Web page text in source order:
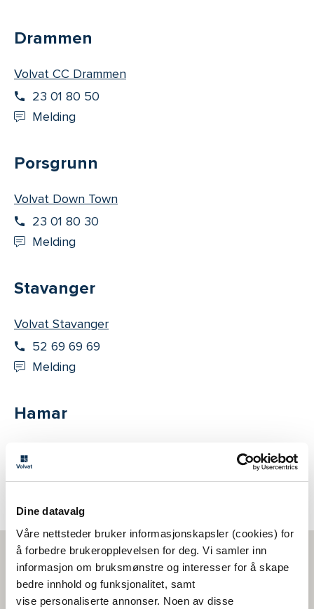
Dine datavalg
Våre nettsteder bruker informasjonskapsler (cookies) for
å forbedre brukeropplevelsen for deg. Vi samler inn
informasjon om bruksmønstre og interesser for å skape
bedre innhold og funksjonalitet, samt
vise personaliserte annonser. Noen av disse
Drammen
Volvat CC Drammen
23 01 80 50
Melding
Porsgrunn
Volvat Down Town
23 01 80 30
Melding
Stavanger
Volvat Stavanger
52 69 69 69
Melding
Hamar